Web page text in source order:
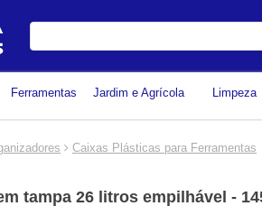
Digite
Ferramentas Jardim e Agrícola Limpeza
Caixas Plásticas para Ferramentas
tampa 26 litros empilhável -